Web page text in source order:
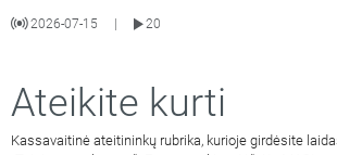
2026-07-15
20
Ateikite kurti
Kassavaitinė ateitininkų rubrika, kurioje girdėsite